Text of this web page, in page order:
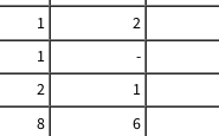
1 2
1 -
2 1
8 6